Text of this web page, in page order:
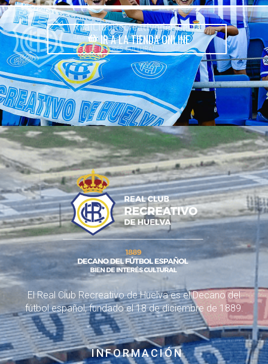
IR A LA TIENDA ONLINE
El Real Club Recreativo de Huelva es el Decano del
fútbol español, fundado el 18 de diciembre de 1889.
INFORMACIÓN